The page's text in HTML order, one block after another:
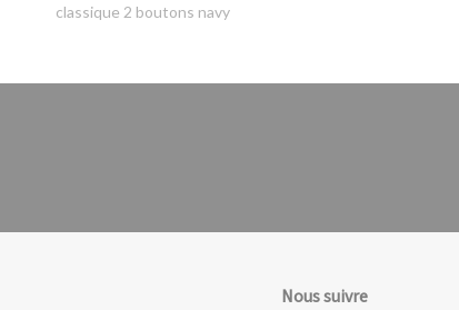
classique 2 boutons navy
Nous suivre